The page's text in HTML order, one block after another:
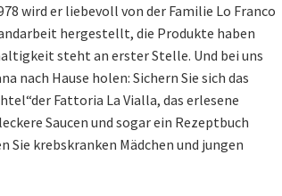
wird er liebevoll von der Familie Lo Franco
hergestellt, die Produkte haben
steht an erster Stelle. Und bei uns
nach Hause holen: Sichern Sie sich das
Fattoria La Vialla, das erlesene
Saucen und sogar ein Rezeptbuch
krebskranken Mädchen und jungen